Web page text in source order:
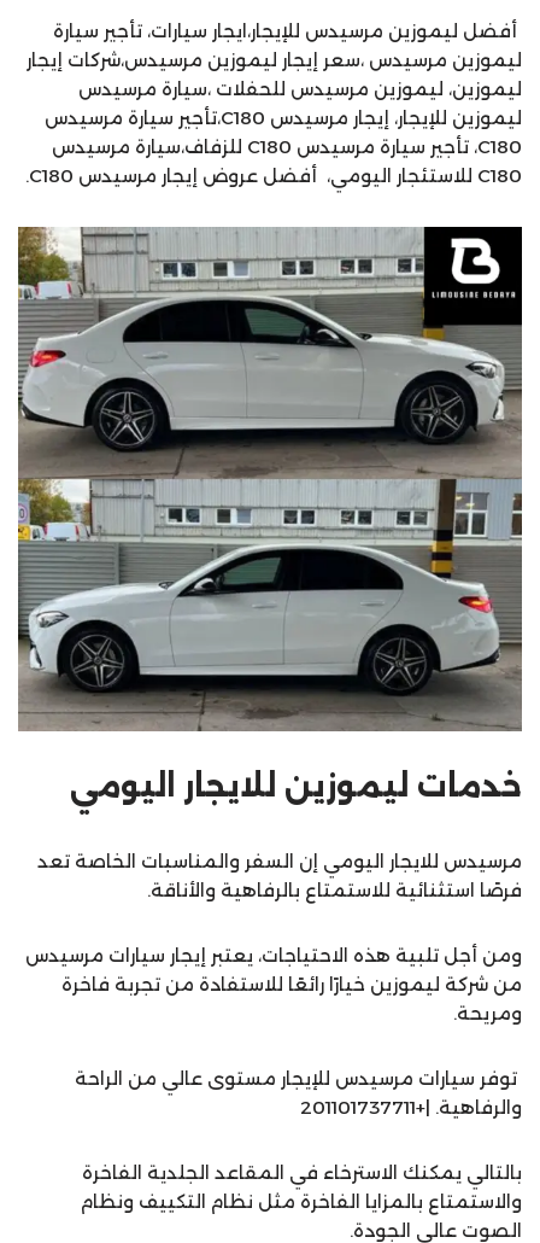
أفضل ليموزين مرسيدس للإيجار،ايجار سيارات، تأجير سيارة
ليموزين مرسيدس ،سعر إيجار ليموزين مرسيدس،شركات إيجار
ليموزين، ليموزين مرسيدس للحفلات ،سيارة مرسيدس
ليموزين للإيجار، إيجار مرسيدس C180،تأجير سيارة مرسيدس
C180، تأجير سيارة مرسيدس C180 للزفاف،سيارة مرسيدس
C180 للاستئجار اليومي، أفضل عروض إيجار مرسيدس C180.
خدمات ليموزين للايجار اليومي
مرسيدس للايجار اليومي إن السفر والمناسبات الخاصة تعد
فرصًا استثنائية للاستمتاع بالرفاهية والأناقة.
ومن أجل تلبية هذه الاحتياجات، يعتبر إيجار سيارات مرسيدس
من شركة ليموزين خيارًا رائعًا للاستفادة من تجربة فاخرة
ومريحة.
توفر سيارات مرسيدس للإيجار مستوى عالي من الراحة
والرفاهية. |+201101737711
بالتالي يمكنك الاسترخاء في المقاعد الجلدية الفاخرة
والاستمتاع بالمزايا الفاخرة مثل نظام التكييف ونظام
الصوت عالي الجودة.